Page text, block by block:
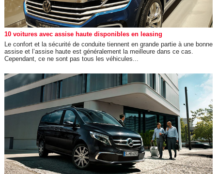
10 voitures avec assise haute disponibles en leasing
Le confort et la sécurité de conduite tiennent en grande partie à une bonne
assise et l’assise haute est généralement la meilleure dans ce cas.
Cependant, ce ne sont pas tous les véhicules...